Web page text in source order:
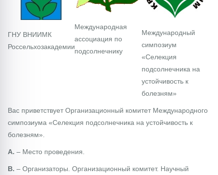
ГНУ ВНИИМК
Россельхозакадемии
Международная
ассоциация по
подсолнечнику
Международный
симпозиум
«Селекция
подсолнечника на
устойчивость к
болезням»
Вас приветствует Организационный комитет Международного
симпозиума «Селекция подсолнечника на устойчивость к
болезням».
A. – Место проведения.
B. – Организаторы. Организационный комитет. Научный